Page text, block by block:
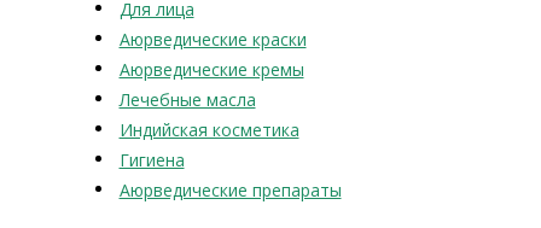
Для лица
Аюрведические краски
Аюрведические кремы
Лечебные масла
Индийская косметика
Гигиена
Аюрведические препараты